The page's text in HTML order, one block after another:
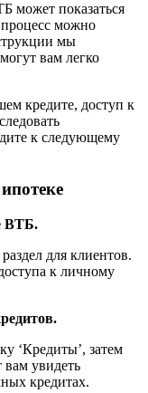
может показаться
процесс можно
мы
вам легко
кредите, доступ к
к следующему
ВТБ.
для клиентов.
к личному
‘Кредиты’, затем
вам увидеть
кредитах.